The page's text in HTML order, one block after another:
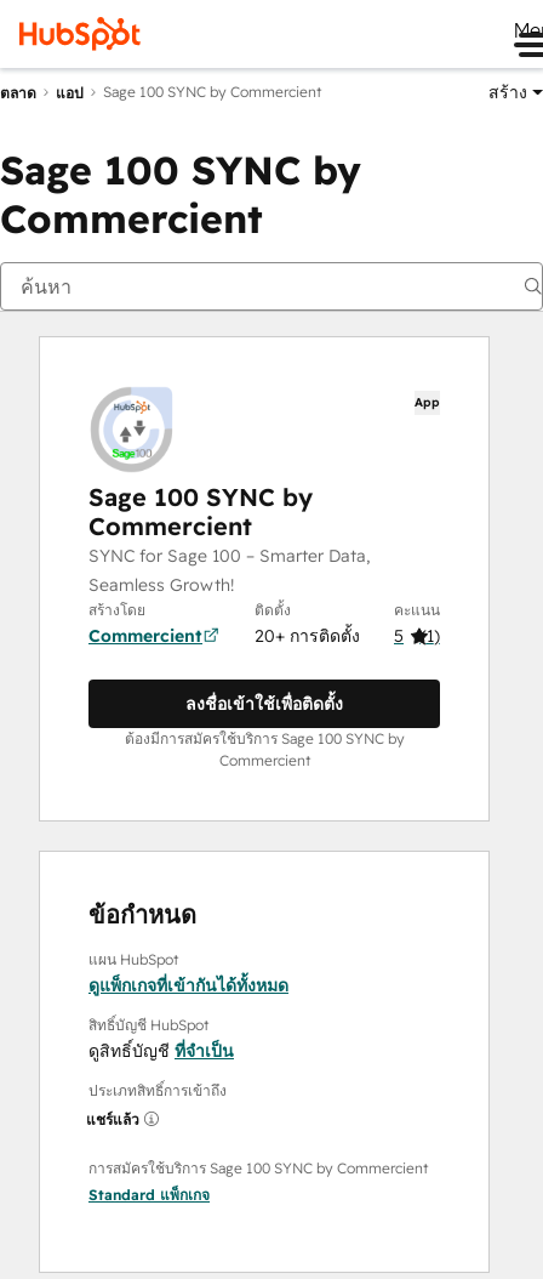
ตลาด แอป Sage 100 SYNC by Commercient สร้าง
Sage 100 SYNC by
Commercient
App
Sage 100 SYNC by
Commercient
SYNC for Sage 100 – Smarter Data,
Seamless Growth!
สร้างโดย
Commercient
ติดตั้ง
20+ การติดตั้ง
คะแนน
5 (1)
ลงชื่อเข้าใช้เพื่อติดตั้ง
ต้องมีการสมัครใช้บริการ Sage 100 SYNC by
Commercient
ข้อกำหนด
แผน HubSpot
ดูแพ็กเกจที่เข้ากันได้ทั้งหมด
สิทธิ์บัญชี HubSpot
ดูสิทธิ์บัญชี ที่จำเป็น
ประเภทสิทธิ์การเข้าถึง
แชร์แล้ว
การสมัครใช้บริการ Sage 100 SYNC by Commercient
Standard แพ็กเกจ